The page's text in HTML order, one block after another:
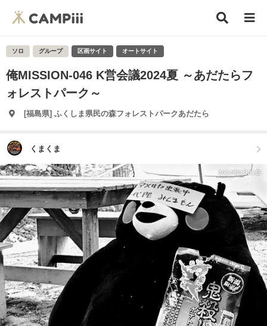
ソロ グループ 区画サイト オートサイト
俺MISSION-046 K営会議2024夏 ～あだたらフ
ォレストパーク～
[福島県] ふくしま県民の森フォレストパークあだたら
くまくま
2024年8月21日